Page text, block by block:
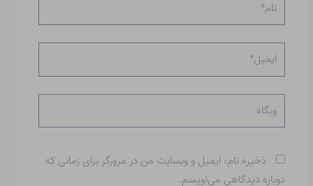
ایمیل*
وبگاه
ذخیره نام، ایمیل و وبسایت من در مرورگر برای زمانی که
دوباره دیدگاهی می‌نویسم.